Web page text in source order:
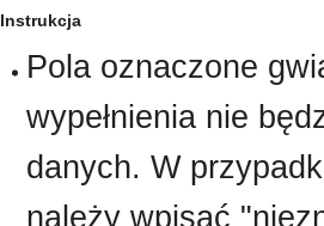
Instrukcja
Pola oznaczone
wypełnienia nie
danych. W
należy wpisać